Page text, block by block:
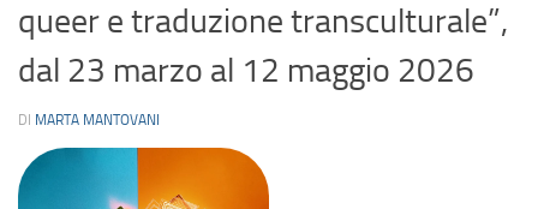
queer e traduzione transculturale”,
dal 23 marzo al 12 maggio 2026
DI MARTA MANTOVANI